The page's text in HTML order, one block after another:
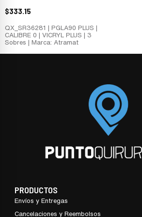
$333.15
QX_SR36281 | PGLA90 PLUS |
CALIBRE 0 | VICRYL PLUS | 3
Sobres | Marca: Atramat
PRODUCTOS
Envíos y Entregas
Cancelaciones y Reembolsos